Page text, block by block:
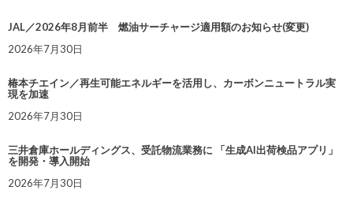
JAL／2026年8月前半 燃油サーチャージ適用額のお知らせ(変更)
2026年7月30日
椿本チエイン／再生可能エネルギーを活用し、カーボンニュートラル実
現を加速
2026年7月30日
三井倉庫ホールディングス、受託物流業務に 「生成AI出荷検品アプリ」
を開発・導入開始
2026年7月30日